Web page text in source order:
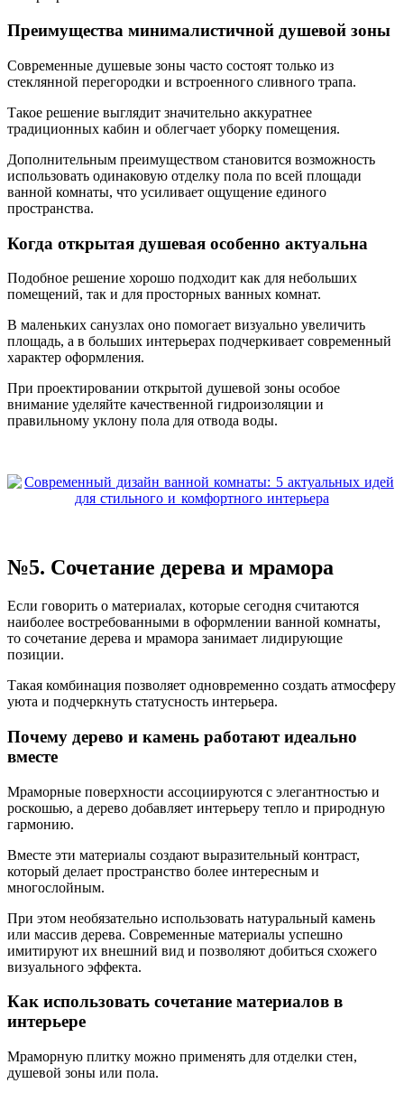
Преимущества минималистичной душевой зоны
Современные душевые зоны часто состоят только из
стеклянной перегородки и встроенного сливного трапа.
Такое решение выглядит значительно аккуратнее
традиционных кабин и облегчает уборку помещения.
Дополнительным преимуществом становится возможность
использовать одинаковую отделку пола по всей площади
ванной комнаты, что усиливает ощущение единого
пространства.
Когда открытая душевая особенно актуальна
Подобное решение хорошо подходит как для небольших
помещений, так и для просторных ванных комнат.
В маленьких санузлах оно помогает визуально увеличить
площадь, а в больших интерьерах подчеркивает современный
характер оформления.
При проектировании открытой душевой зоны особое
внимание уделяйте качественной гидроизоляции и
правильному уклону пола для отвода воды.
№5. Сочетание дерева и мрамора
Если говорить о материалах, которые сегодня считаются
наиболее востребованными в оформлении ванной комнаты,
то сочетание дерева и мрамора занимает лидирующие
позиции.
Такая комбинация позволяет одновременно создать атмосферу
уюта и подчеркнуть статусность интерьера.
Почему дерево и камень работают идеально
вместе
Мраморные поверхности ассоциируются с элегантностью и
роскошью, а дерево добавляет интерьеру тепло и природную
гармонию.
Вместе эти материалы создают выразительный контраст,
который делает пространство более интересным и
многослойным.
При этом необязательно использовать натуральный камень
или массив дерева. Современные материалы успешно
имитируют их внешний вид и позволяют добиться схожего
визуального эффекта.
Как использовать сочетание материалов в
интерьере
Мраморную плитку можно применять для отделки стен,
душевой зоны или пола.